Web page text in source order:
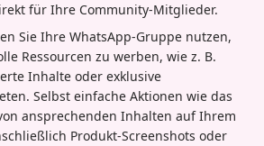
für Ihre Community-Mitglieder.
Sie Ihre WhatsApp-Gruppe nutzen,
Ressourcen zu werben, wie z. B.
Inhalte oder exklusive
Selbst einfache Aktionen wie das
ansprechenden Inhalten auf Ihrem
Produkt-Screenshots oder